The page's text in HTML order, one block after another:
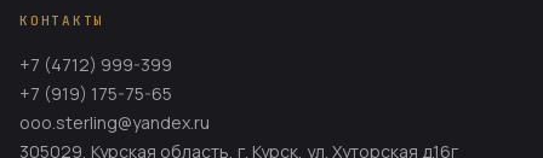
КОНТАКТЫ
+7 (4712) 999-399
+7 (919) 175-75-65
ooo.sterling@yandex.ru
305029, Курская область, г. Курск, ул. Хуторская д.16г